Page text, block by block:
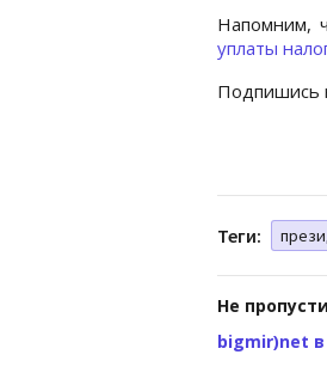
Напомним,
уплаты
Подпишись
Теги:
Не
bigmir)net